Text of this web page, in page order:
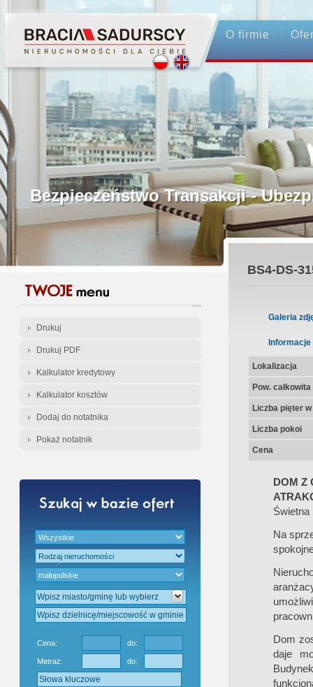
O firmie
Profesjonalne Pośrednictwo
Bezpieczeństwo Transakcji -
Licencjonowani Pośrednicy
Gwarancja Zwrotu Zadatku
Gratis - Przedwstępna Umowa
Drukuj
Drukuj PDF
Kalkulator kredytowy
Kalkulator kosztów
Dodaj do notatnika
Pokaż notatnik
Cena: do:
Metraż: do:
BS4-DS-
Galeria
Informacje
Lokalizacja
Pow.
Liczba pięter
Liczba pokoi
Cena
DOM Z
Świetna
Na
Dom
daje